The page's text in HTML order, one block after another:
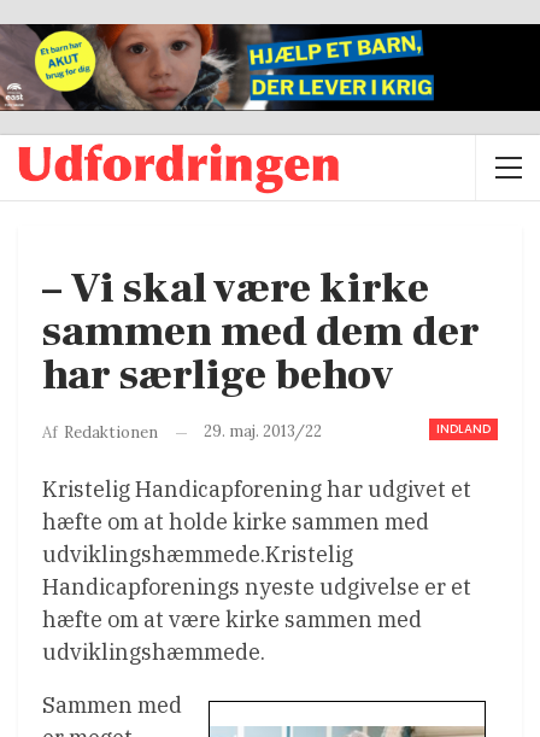
– Vi skal være kirke
sammen med dem der
har særlige behov
INDLAND
Af Redaktionen 29. maj. 2013/22
Kristelig Handicapforening har udgivet et
hæfte om at holde kirke sammen med
udviklingshæmmede.Kristelig
Handicapforenings nyeste udgivelse er et
hæfte om at være kirke sammen med
udviklingshæmmede.
Sammen med